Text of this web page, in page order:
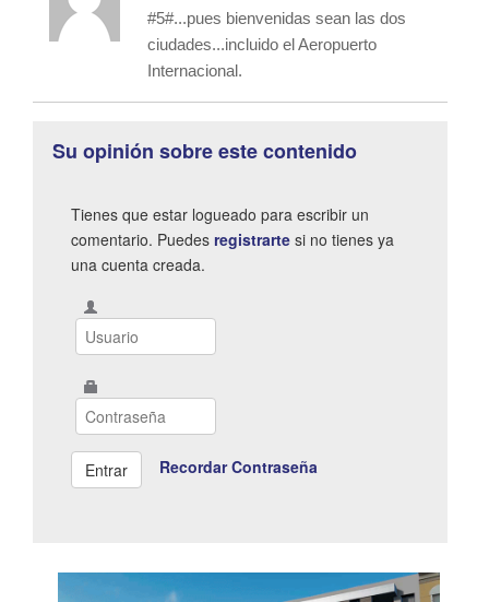
#5#...pues bienvenidas sean las dos
ciudades...incluido el Aeropuerto
Internacional.
Su opinión sobre este contenido
Tienes que estar logueado para escribir un
comentario. Puedes registrarte si no tienes ya
una cuenta creada.
Recordar Contraseña